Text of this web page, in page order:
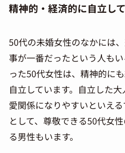
精神的・経済的に自立し
50代の未婚女性のなかには
事が一番だったという人も
った50代女性は、精神的に
自立しています。自立した
愛関係になりやすいといえ
として、尊敬できる50代女
る男性もいます。